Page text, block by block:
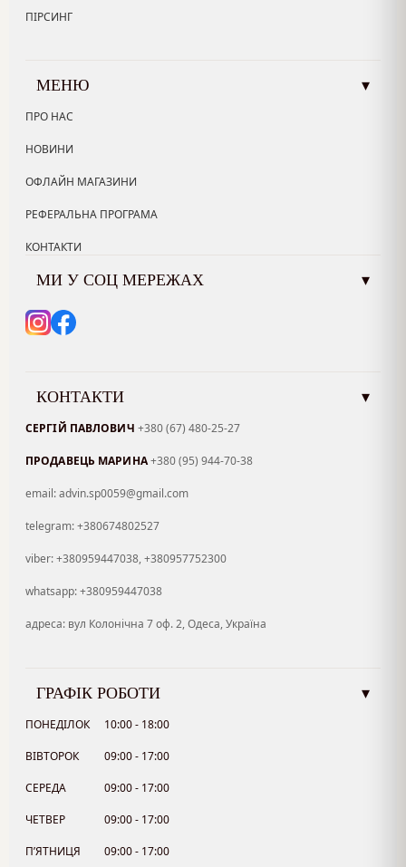
ПІРСИНГ
МЕНЮ ▾
ПРО НАС
НОВИНИ
ОФЛАЙН МАГАЗИНИ
РЕФЕРАЛЬНА ПРОГРАМА
КОНТАКТИ
МИ У СОЦ МЕРЕЖАХ ▾
КОНТАКТИ ▾
СЕРГІЙ ПАВЛОВИЧ +380 (67) 480-25-27
ПРОДАВЕЦЬ МАРИНА+380 (95) 944-70-38
email: advin.sp0059@gmail.com
telegram: +380674802527
viber: +380959447038, +380957752300
whatsapp: +380959447038
адреса: вул Колонічна 7 оф. 2, Одеса, Україна
ГРАФІК РОБОТИ ▾
ПОНЕДІЛОК 10:00 - 18:00
ВІВТОРОК 09:00 - 17:00
СЕРЕДА 09:00 - 17:00
ЧЕТВЕР 09:00 - 17:00
П’ЯТНИЦЯ 09:00 - 17:00